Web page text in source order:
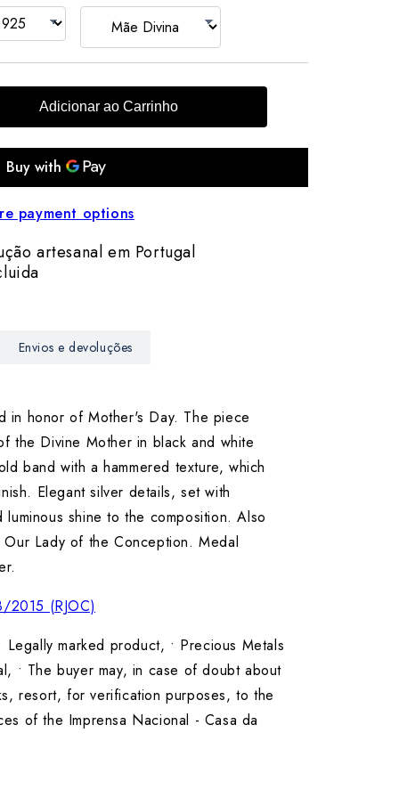
o
Adicionar ao Carrinho
payment options
artesanal em Portugal
Envios e devoluções
in honor of Mother's Day. The piece
the Divine Mother in black and white
band with a hammered texture, which
Elegant silver details, set with
shine to the composition. Also
Lady of the Conception. Medal
2015 (RJOC)
Legally marked product, • Precious Metals
• The buyer may, in case of doubt about
resort, for verification purposes, to the
of the Imprensa Nacional - Casa da